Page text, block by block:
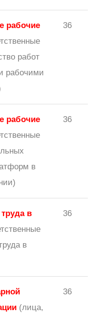
рабочие
работ
рабочими
36
рабочие
в
36
в
в
36
(лица,
36